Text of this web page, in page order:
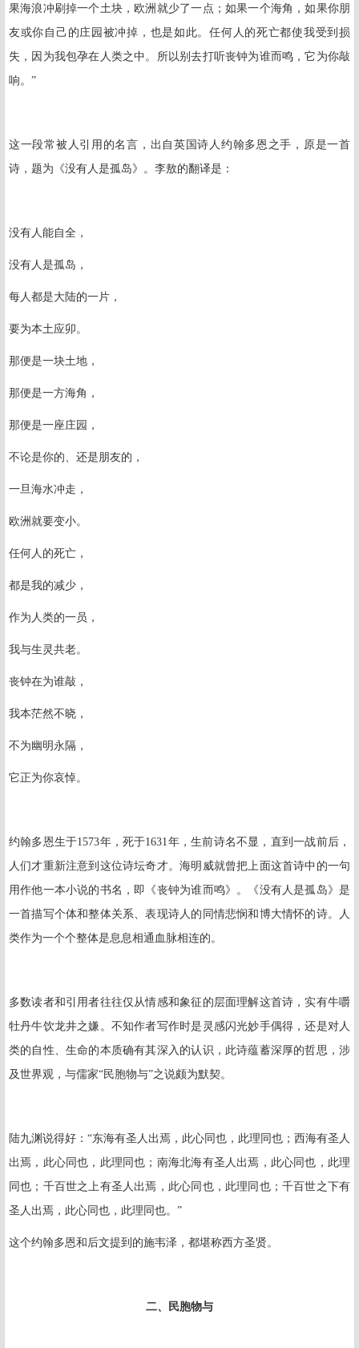
果海浪冲刷掉一个土块，欧洲就少了一点；如果一个海角，如果你朋
友或你自己的庄园被冲掉，也是如此。任何人的死亡都使我受到损
失，因为我包孕在人类之中。所以别去打听丧钟为谁而鸣，它为你敲
响。”
这一段常被人引用的名言，出自英国诗人约翰多恩之手，原是一首
诗，题为《没有人是孤岛》。李敖的翻译是：
没有人能自全，
没有人是孤岛，
每人都是大陆的一片，
要为本土应卯。
那便是一块土地，
那便是一方海角，
那便是一座庄园，
不论是你的、还是朋友的，
一旦海水冲走，
欧洲就要变小。
任何人的死亡，
都是我的减少，
作为人类的一员，
我与生灵共老。
丧钟在为谁敲，
我本茫然不晓，
不为幽明永隔，
它正为你哀悼。
约翰多恩生于1573年，死于1631年，生前诗名不显，直到一战前后，
人们才重新注意到这位诗坛奇才。海明威就曾把上面这首诗中的一句
用作他一本小说的书名，即《丧钟为谁而鸣》。《没有人是孤岛》是
一首描写个体和整体关系、表现诗人的同情悲悯和博大情怀的诗。人
类作为一个个整体是息息相通血脉相连的。
多数读者和引用者往往仅从情感和象征的层面理解这首诗，实有牛嚼
牡丹牛饮龙井之嫌。不知作者写作时是灵感闪光妙手偶得，还是对人
类的自性、生命的本质确有其深入的认识，此诗蕴蓄深厚的哲思，涉
及世界观，与儒家“民胞物与”之说颇为默契。
陆九渊说得好：“东海有圣人出焉，此心同也，此理同也；西海有圣人
出焉，此心同也，此理同也；南海北海有圣人出焉，此心同也，此理
同也；千百世之上有圣人出焉，此心同也，此理同也；千百世之下有
圣人出焉，此心同也，此理同也。”
这个约翰多恩和后文提到的施韦泽，都堪称西方圣贤。
二、民胞物与